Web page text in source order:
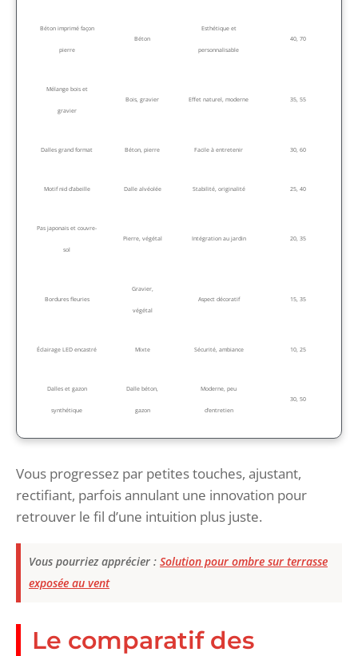
Béton imprimé façon
pierre
Béton
Esthétique et
personnalisable
40, 70
Mélange bois et
gravier
Bois, gravier Effet naturel, moderne 35, 55
Dalles grand format Béton, pierre Facile à entretenir 30, 60
Motif nid d’abeille Dalle alvéolée Stabilité, originalité 25, 40
Pas japonais et couvre-
sol
Pierre, végétal Intégration au jardin 20, 35
Bordures fleuries
Gravier,
végétal
Aspect décoratif 15, 35
Éclairage LED encastré Mixte Sécurité, ambiance 10, 25
Dalles et gazon
synthétique
Dalle béton,
gazon
Moderne, peu
d’entretien
30, 50
Vous progressez par petites touches, ajustant,
rectifiant, parfois annulant une innovation pour
retrouver le fil d’une intuition plus juste.
Vous pourriez apprécier : Solution pour ombre sur terrasse
exposée au vent
Le comparatif des